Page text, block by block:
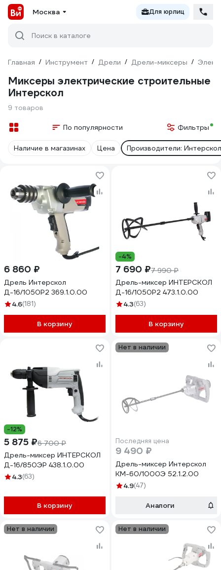
Москва Для юрлиц
Поиск в каталоге
Главная / Инструмент / Дрели / Дрели-миксеры /
Миксеры электрические строительные
Интерскол
9 товаров
По популярности Фильтры
Наличие в магазинах Цена Производители: Интерскол
6 860 ₽
Дрель Интерскол
Д-16/1050Р2 369.1.0.00
4.6(181)
В корзину
-4%
7 690 ₽7 990 ₽
Дрель-миксер ИНТЕРСКОЛ
Д-16/1050Р2 473.1.0.00
4.3(63)
В корзину
-12%
5 875 ₽6 700 ₽
Дрель-миксер ИНТЕРСКОЛ
Д-16/850ЭР 438.1.0.00
4.3(63)
В корзину
Нет в наличии
Последняя цена
9 490 ₽
Дрель-миксер Интерскол
КМ-60/1000Э 52.1.2.00
4.9(47)
Аналоги
Нет в наличии Нет в наличии